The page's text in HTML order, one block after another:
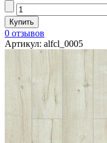
0 отзывов
Артикул: alfcl_0005